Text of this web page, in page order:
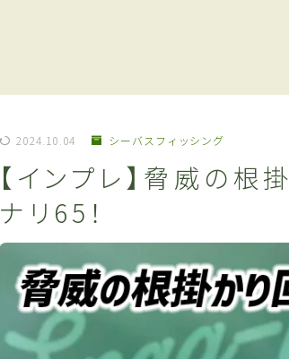
2024.10.04 シーバスフィッシング
【インプレ】脅威の根
ナリ65！